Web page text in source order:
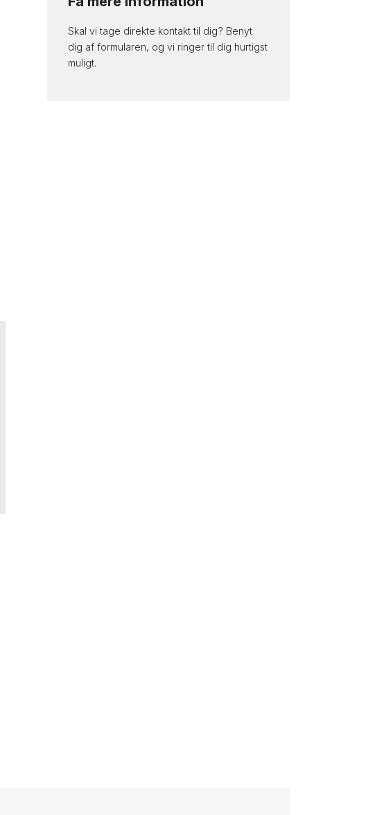
Skal vi tage direkte kontakt til dig? Benyt
dig af formularen, og vi ringer til dig hurtigst
muligt.